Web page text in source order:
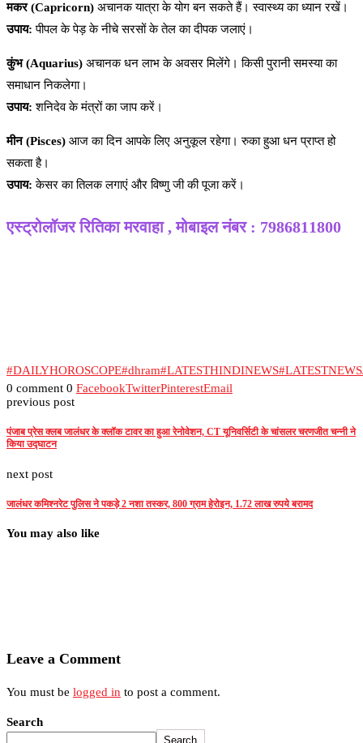
मकर (Capricorn) अचानक यात्रा के योग बन सकते हैं। स्वास्थ्य का ध्यान रखें।
उपाय: पीपल के पेड़ के नीचे सरसों के तेल का दीपक जलाएं।
कुंभ (Aquarius) अचानक धन लाभ के अवसर मिलेंगे। किसी पुरानी समस्या का
समाधान निकलेगा।
उपाय: शनिदेव के मंत्रों का जाप करें।
मीन (Pisces) आज का दिन आपके लिए अनुकूल रहेगा। रुका हुआ धन प्राप्त हो
सकता है।
उपाय:केसर का तिलक लगाएं और विष्णु जी की पूजा करें।
एस्ट्रोलॉजर रितिका मरवाहा , मोबाइल नंबर : 7986811800
#DAILYHOROSCOPE#dhram#LATESTHINDINEWS
0 comment 0 FacebookTwitterPinterestEmail
previous post
पंजाब प्रेस क्लब जालंधर के क्लॉक टावर का हुआ रेनोवेशन, CT यूनिवर्सिटी के चांसलर चरणजीत चन्नी ने
किया उद्घाटन
next post
जालंधर कमिश्नरेट पुलिस ने पकड़े 2 नशा तस्कर, 800 ग्राम हेरोइन, 1.72 लाख रुपये बरामद
You may also like
Leave a Comment
You must be logged in to post a comment.
Search
Search